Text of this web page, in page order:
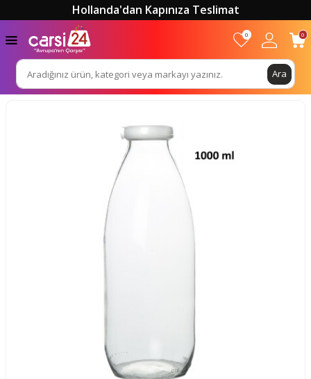
Hollanda'dan Kapınıza Teslimat
Ara
0 0